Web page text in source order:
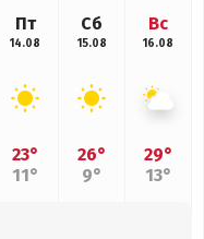
Пт
14.08
23°
11°
Сб
15.08
26°
9°
Вс
16.08
29°
13°